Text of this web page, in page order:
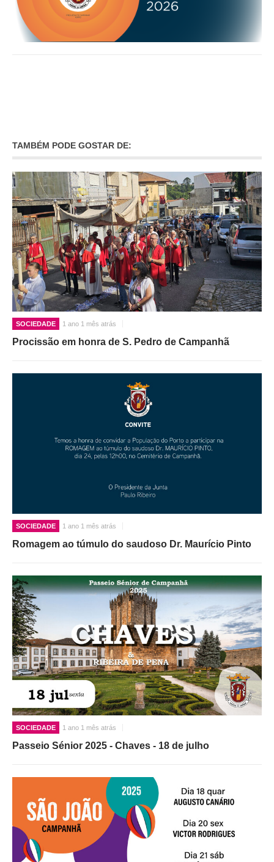
TAMBÉM PODE GOSTAR DE:
SOCIEDADE 1 ano 1 mês atrás
Procissão em honra de S. Pedro de Campanhã
SOCIEDADE 1 ano 1 mês atrás
Romagem ao túmulo do saudoso Dr. Maurício Pinto
SOCIEDADE 1 ano 1 mês atrás
Passeio Sénior 2025 - Chaves - 18 de julho